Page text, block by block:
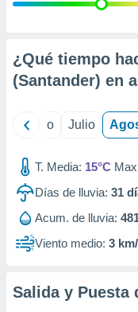
e
mediante
publicidad
de
1199
¿Qué tiempo
(Santander) en
Junio Julio
T. Media: 15°C
Días de lluvia: 31
Acum. de lluvia:
Viento medio: 3
Salida y Puesta